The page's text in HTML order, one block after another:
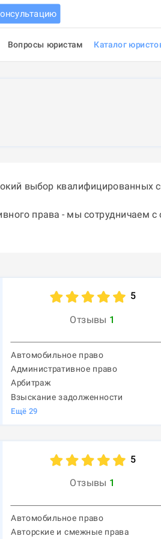
Вопросы юристам Каталог
выбор квалифицированных
права - мы сотрудничаем
5
Отзывы 1
Автомобильное право
Административное право
Арбитраж
Взыскание задолженности
Ещё 29
5
Отзывы 1
Автомобильное право
Авторские и смежные права